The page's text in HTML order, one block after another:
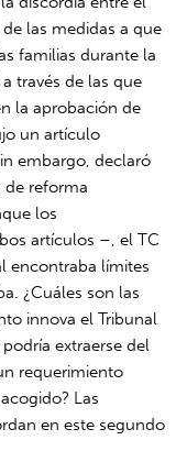
las medidas a que
familias durante la
través de las que
la aprobación de
un artículo
embargo, declaró
de reforma
los
artículos –, el TC
encontraba límites
¿Cuáles son las
innova el Tribunal
extraerse del
requerimiento
Las
en este segundo